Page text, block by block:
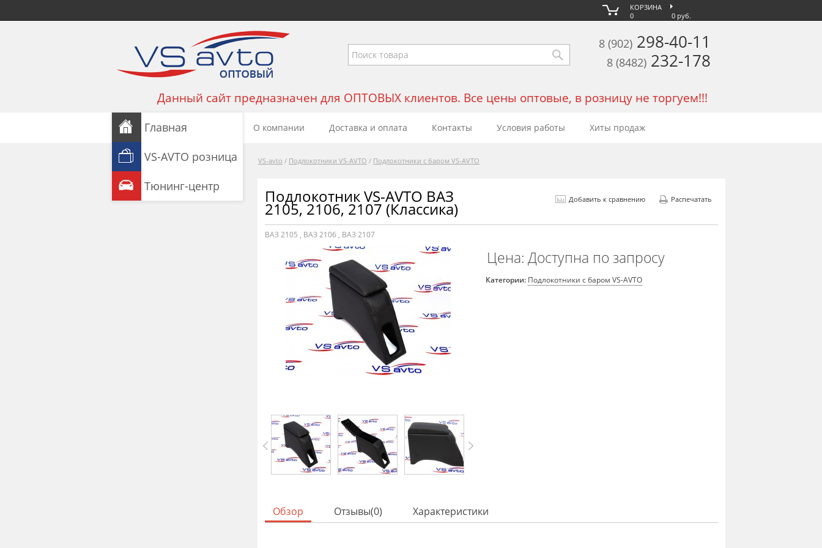
КОРЗИНА
0
0 руб.
8 (902) 298-40-11
8 (8482) 232-178
Данный сайт предназначен для ОПТОВЫХ клиентов. Все цены оптовые, в розницу не торгуем!!!
О компании Доставка и оплата Контакты Условия работы Хиты продаж
VS-avto / Подлокотники VS-AVTO / Подлокотники с баром VS-AVTO
Главная
VS-AVTO розница
Тюнинг-центр
Подлокотник VS-AVTO ВАЗ
2105, 2106, 2107 (Классика) Добавить к сравнению Распечатать
ВАЗ 2105 , ВАЗ 2106 , ВАЗ 2107
Цена: Доступна по запросу
Категории: Подлокотники с баром VS-AVTO
Обзор Отзывы(0) Характеристики